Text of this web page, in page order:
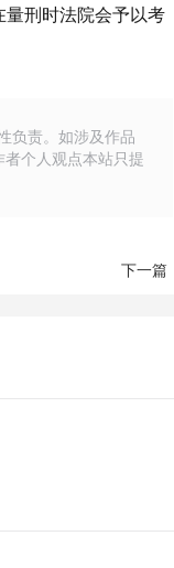
刑时法院会予以考
负责。如涉及作品
个人观点本站只提
下一篇